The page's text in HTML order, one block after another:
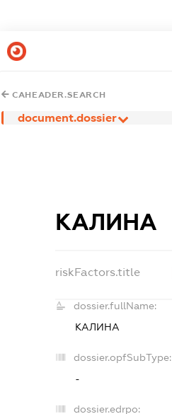
CAHEADER.SEARCH
document.dossier
КАЛИНА
riskFactors.title
dossier.fullName:
КАЛИНА
dossier.opfSubType:
-
dossier.edrpo: